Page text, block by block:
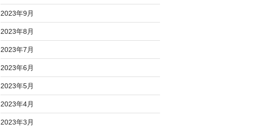
2023年9月
2023年8月
2023年7月
2023年6月
2023年5月
2023年4月
2023年3月